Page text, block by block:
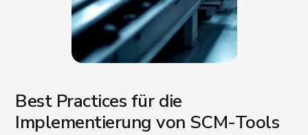
Best Practices für die
Implementierung von SCM-Tools